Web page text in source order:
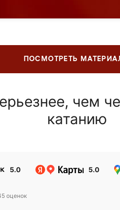
ПОСМОТРЕТЬ
чем
катанию
5.0 5.0
оценок